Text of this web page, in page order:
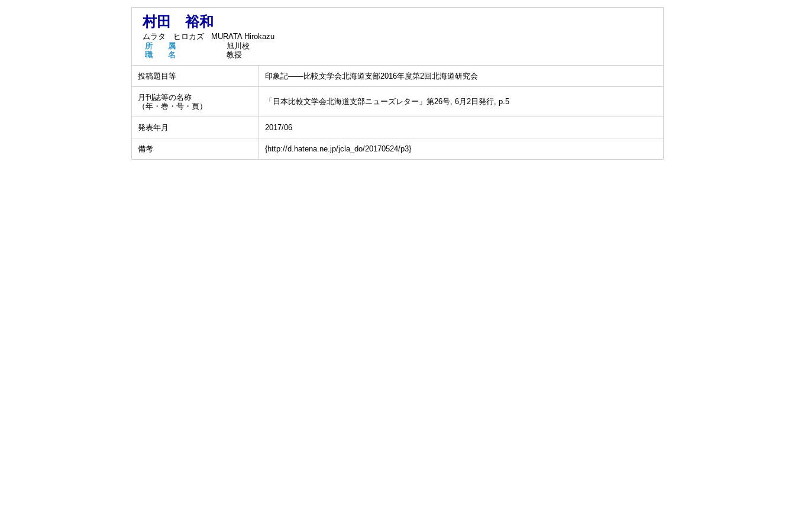
村田 裕和
ムラタ ヒロカズ
MURATA Hirokazu
所 属
旭川校
職 名
教授
投稿題目等 印象記——比較文学会北海道支部2016年度第2回北海道研究会
月刊誌等の名称
（年・巻・号・頁）
「日本比較文学会北海道支部ニューズレター」第26号, 6月2日発行, p.5
発表年月 2017/06
備考 {http://d.hatena.ne.jp/jcla_do/20170524/p3}